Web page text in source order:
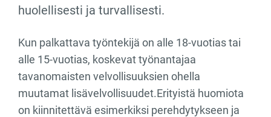
huolellisesti ja turvallisesti.
Kun palkattava työntekijä on alle 18-vuotias tai
alle 15-vuotias, koskevat työnantajaa
tavanomaisten velvollisuuksien ohella
muutamat lisävelvollisuudet.Erityistä huomiota
on kiinnitettävä esimerkiksi perehdytykseen ja